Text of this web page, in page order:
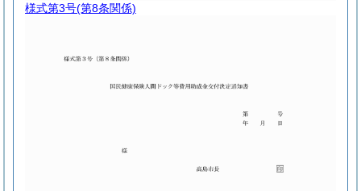
様式第3号(第8条関係)